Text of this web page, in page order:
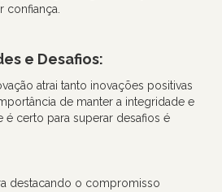
confiança.
e Desafios:
atrai tanto inovações positivas
de manter a integridade e
é certo para superar desafios é
destacando o compromisso